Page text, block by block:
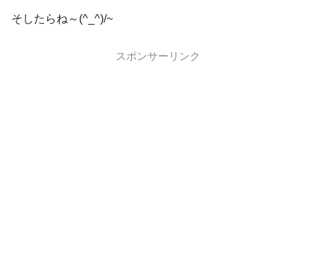
そしたらね～(^_^)/~
スポンサーリンク